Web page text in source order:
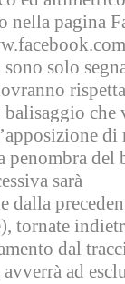
nella pagina
sono solo
che
penombra del
sarà
dalla
tornate
dal
avverrà ad